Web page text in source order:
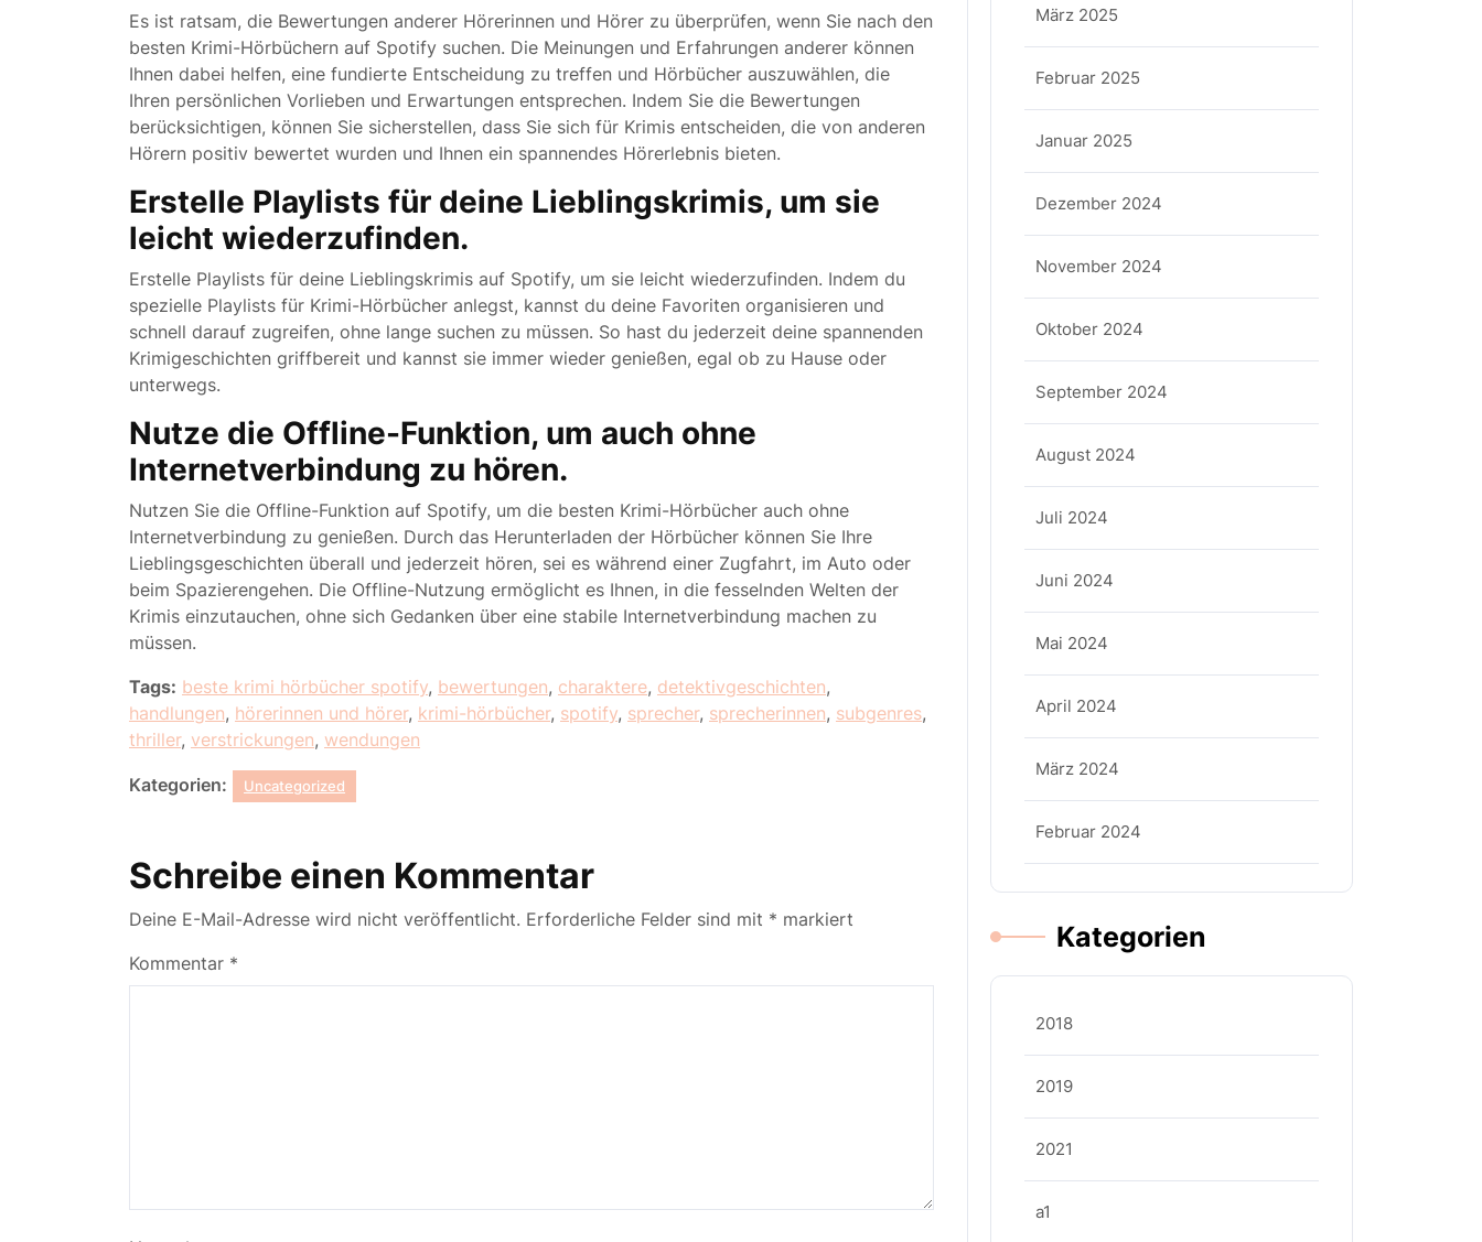
Es ist ratsam, die Bewertungen anderer Hörerinnen und Hörer zu überprüfen, wenn Sie nach den
besten Krimi-Hörbüchern auf Spotify suchen. Die Meinungen und Erfahrungen anderer können
Ihnen dabei helfen, eine fundierte Entscheidung zu treffen und Hörbücher auszuwählen, die
Ihren persönlichen Vorlieben und Erwartungen entsprechen. Indem Sie die Bewertungen
berücksichtigen, können Sie sicherstellen, dass Sie sich für Krimis entscheiden, die von anderen
Hörern positiv bewertet wurden und Ihnen ein spannendes Hörerlebnis bieten.
Erstelle Playlists für deine Lieblingskrimis, um sie
leicht wiederzufinden.
Erstelle Playlists für deine Lieblingskrimis auf Spotify, um sie leicht wiederzufinden. Indem du
spezielle Playlists für Krimi-Hörbücher anlegst, kannst du deine Favoriten organisieren und
schnell darauf zugreifen, ohne lange suchen zu müssen. So hast du jederzeit deine spannenden
Krimigeschichten griffbereit und kannst sie immer wieder genießen, egal ob zu Hause oder
unterwegs.
Nutze die Offline-Funktion, um auch ohne
Internetverbindung zu hören.
Nutzen Sie die Offline-Funktion auf Spotify, um die besten Krimi-Hörbücher auch ohne
Internetverbindung zu genießen. Durch das Herunterladen der Hörbücher können Sie Ihre
Lieblingsgeschichten überall und jederzeit hören, sei es während einer Zugfahrt, im Auto oder
beim Spazierengehen. Die Offline-Nutzung ermöglicht es Ihnen, in die fesselnden Welten der
Krimis einzutauchen, ohne sich Gedanken über eine stabile Internetverbindung machen zu
müssen.
Tags: beste krimi hörbücher spotify, bewertungen, charaktere, detektivgeschichten,
handlungen, hörerinnen und hörer, krimi-hörbücher, spotify, sprecher, sprecherinnen, subgenres,
thriller, verstrickungen, wendungen
Kategorien: Uncategorized
Schreibe einen Kommentar
Deine E-Mail-Adresse wird nicht veröffentlicht. Erforderliche Felder sind mit * markiert
Kommentar *
März 2025
Februar 2025
Januar 2025
Dezember 2024
November 2024
Oktober 2024
September 2024
August 2024
Juli 2024
Juni 2024
Mai 2024
April 2024
März 2024
Februar 2024
Kategorien
2018
2019
2021
a1